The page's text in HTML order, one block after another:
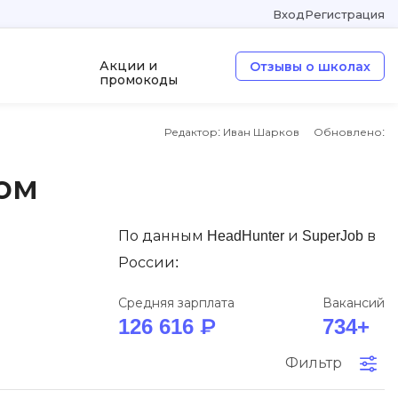
Вход Регистрация
Акции и
промокоды
Отзывы о школах
Редактор: Иван Шарков Обновлено:
По данным HeadHunter и SuperJob в
России:
Средняя зарплата
126 616 ₽
Вакансий
734+
Фильтр
ООП
Wordpress
Webflow
O